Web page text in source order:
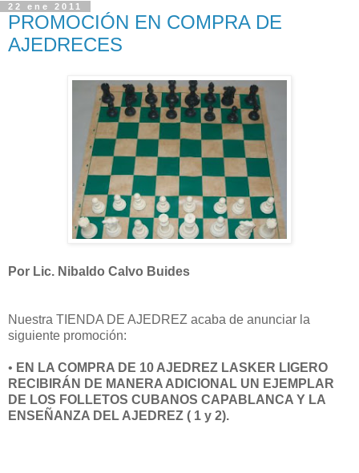
22 ene 2011
PROMOCIÓN EN COMPRA DE
AJEDRECES
Por Lic. Nibaldo Calvo Buides
Nuestra TIENDA DE AJEDREZ acaba de anunciar la
siguiente promoción:
• EN LA COMPRA DE 10 AJEDREZ LASKER LIGERO
RECIBIRÁN DE MANERA ADICIONAL UN EJEMPLAR
DE LOS FOLLETOS CUBANOS CAPABLANCA Y LA
ENSEÑANZA DEL AJEDREZ ( 1 y 2).